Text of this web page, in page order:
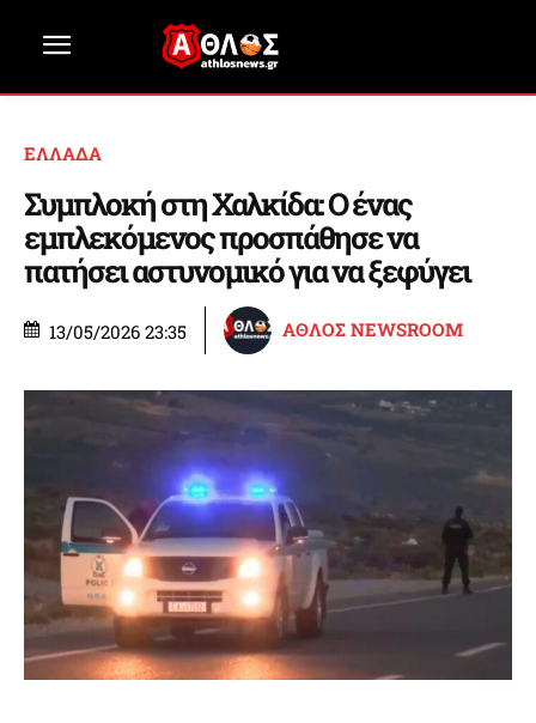
ΕΛΛΑΔΑ
Συμπλοκή στη Χαλκίδα: Ο ένας
εμπλεκόμενος προσπάθησε να
πατήσει αστυνομικό για να ξεφύγει
13/05/2026 23:35 ΑΘΛΟΣ NEWSROOM